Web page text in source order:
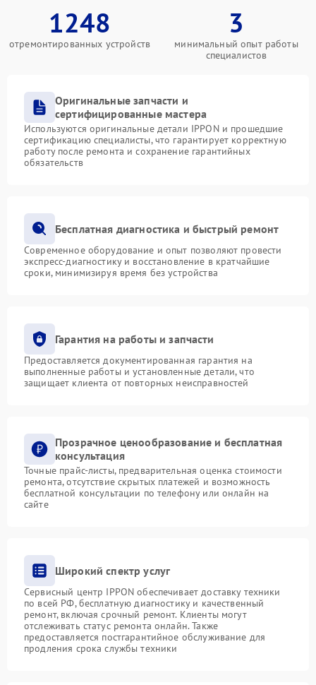
1248
отремонтированных устройств
3
минимальный опыт работы
специалистов
Оригинальные запчасти и
сертифицированные мастера
Используются оригинальные детали IPPON и прошедшие
сертификацию специалисты, что гарантирует корректную
работу после ремонта и сохранение гарантийных
обязательств
Бесплатная диагностика и быстрый ремонт
Современное оборудование и опыт позволяют провести
экспресс-диагностику и восстановление в кратчайшие
сроки, минимизируя время без устройства
Гарантия на работы и запчасти
Предоставляется документированная гарантия на
выполненные работы и установленные детали, что
защищает клиента от повторных неисправностей
Прозрачное ценообразование и бесплатная
консультация
Точные прайс-листы, предварительная оценка стоимости
ремонта, отсутствие скрытых платежей и возможность
бесплатной консультации по телефону или онлайн на
сайте
Широкий спектр услуг
Сервисный центр IPPON обеспечивает доставку техники
по всей РФ, бесплатную диагностику и качественный
ремонт, включая срочный ремонт. Клиенты могут
отслеживать статус ремонта онлайн. Также
предоставляется постгарантийное обслуживание для
продления срока службы техники